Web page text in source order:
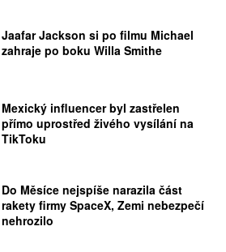
Jaafar Jackson si po filmu Michael
zahraje po boku Willa Smithe
Mexický influencer byl zastřelen
přímo uprostřed živého vysílání na
TikToku
Do Měsíce nejspíše narazila část
rakety firmy SpaceX, Zemi nebezpečí
nehrozilo